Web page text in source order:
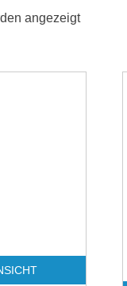
angezeigt